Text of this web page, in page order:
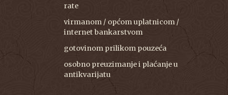
rate
virmanom / općom uplatnicom /
internet bankarstvom
gotovinom prilikom pouzeća
osobno preuzimanje i plaćanje u
antikvarijatu